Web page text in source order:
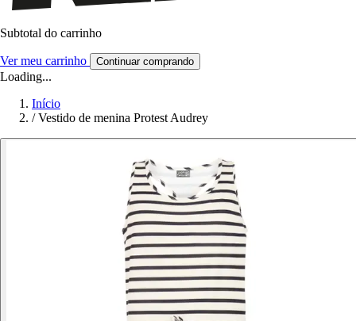
Subtotal do carrinho
Ver meu carrinho Continuar comprando
Loading...
Início
/ Vestido de menina Protest Audrey